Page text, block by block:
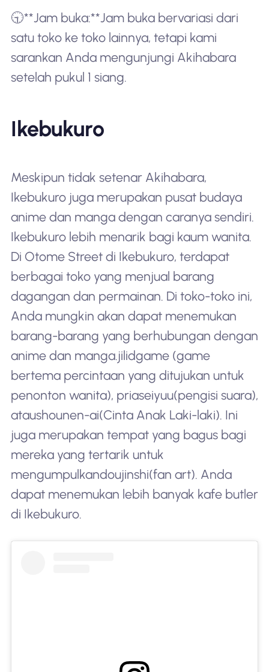
🕤**Jam buka:**Jam buka bervariasi dari
satu toko ke toko lainnya, tetapi kami
sarankan Anda mengunjungi Akihabara
setelah pukul 1 siang.
Ikebukuro
Meskipun tidak setenar Akihabara,
Ikebukuro juga merupakan pusat budaya
anime dan manga dengan caranya sendiri.
Ikebukuro lebih menarik bagi kaum wanita.
Di Otome Street di Ikebukuro, terdapat
berbagai toko yang menjual barang
dagangan dan permainan. Di toko-toko ini,
Anda mungkin akan dapat menemukan
barang-barang yang berhubungan dengan
anime dan manga.jilidgame (game
bertema percintaan yang ditujukan untuk
penonton wanita), priaseiyuu(pengisi suara),
ataushounen-ai(Cinta Anak Laki-laki). Ini
juga merupakan tempat yang bagus bagi
mereka yang tertarik untuk
mengumpulkandoujinshi(fan art). Anda
dapat menemukan lebih banyak kafe butler
di Ikebukuro.